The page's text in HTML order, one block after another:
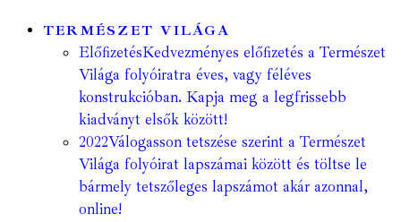
TERMÉSZET VILÁGA
ElőfizetésKedvezményes előfizetés a Természet
Világa folyóiratra éves, vagy féléves
konstrukcióban. Kapja meg a legfrissebb
kiadványt elsők között!
2022Válogasson tetszése szerint a Természet
Világa folyóirat lapszámai között és töltse le
bármely tetszőleges lapszámot akár azonnal,
online!